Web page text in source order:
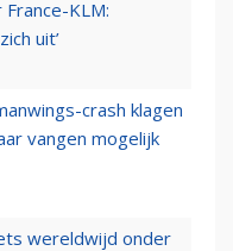
KLM:
uit’
crash klagen
vangen mogelijk
wereldwijd onder